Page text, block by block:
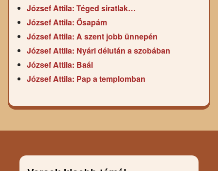
József Attila: Téged siratlak…
József Attila: Ősapám
József Attila: A szent jobb ünnepén
József Attila: Nyári délután a szobában
József Attila: Baál
József Attila: Pap a templomban